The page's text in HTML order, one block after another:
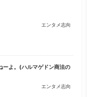
エンタメ志向
よ。(ハルマゲドン商法の
エンタメ志向